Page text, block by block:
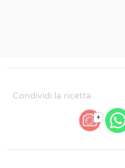
Condividi la ricetta
+